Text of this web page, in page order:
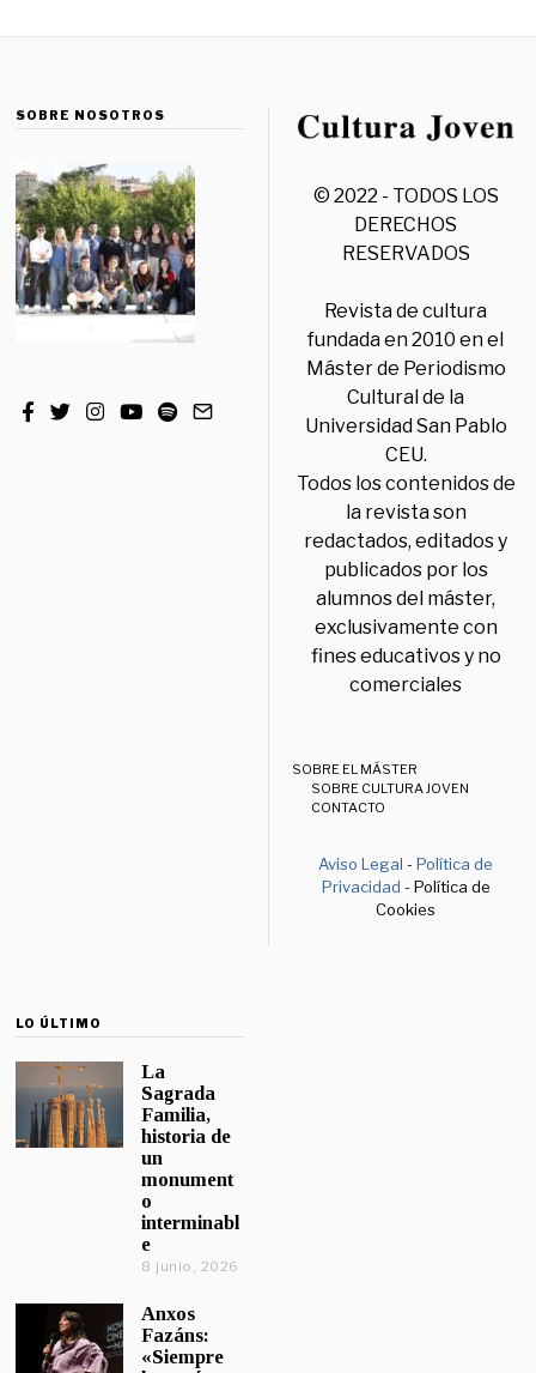
SOBRE NOSOTROS
© 2022 - TODOS LOS
DERECHOS
RESERVADOS
Revista de cultura
fundada en 2010 en el
Máster de Periodismo
Cultural de la
Universidad San Pablo
CEU.
Todos los contenidos de
la revista son
redactados, editados y
publicados por los
alumnos del máster,
exclusivamente con
fines educativos y no
comerciales
SOBRE EL MÁSTER
SOBRE CULTURA JOVEN
CONTACTO
Aviso Legal -Política de
Privacidad - Política de
Cookies
LO ÚLTIMO
La
Sagrada
Familia,
historia de
un
monument
o
interminabl
e
8 junio, 2026
Anxos
Fazáns:
«Siempre